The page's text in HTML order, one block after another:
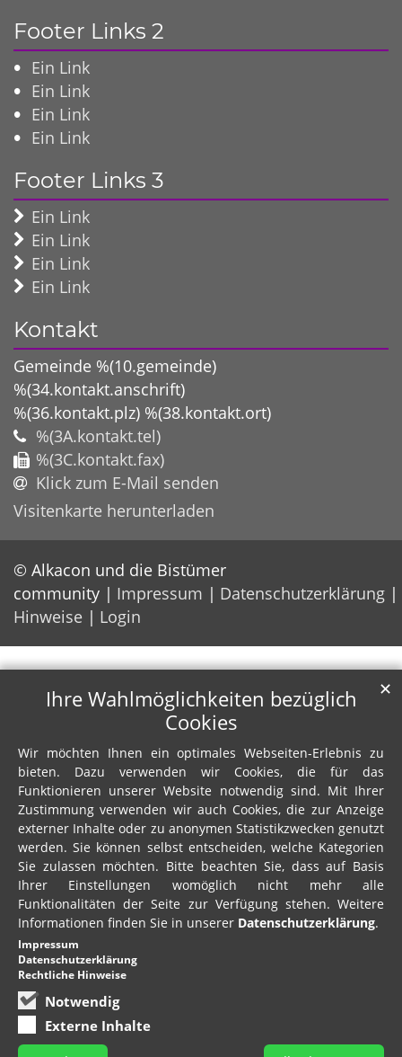
Footer Links 2
Ein Link
Ein Link
Ein Link
Ein Link
Footer Links 3
Ein Link
Ein Link
Ein Link
Ein Link
Kontakt
Gemeinde %(10.gemeinde)
%(34.kontakt.anschrift)
%(36.kontakt.plz) %(38.kontakt.ort)
%(3A.kontakt.tel)
%(3C.kontakt.fax)
Klick zum E-Mail senden
Visitenkarte herunterladen
© Alkacon und die Bistümer
community
Impressum
Datenschutzerklärung
Hinweise
Login
Ihre Wahlmöglichkeiten bezüglich
Cookies
Wir möchten Ihnen ein optimales Webseiten-Erlebnis zu
bieten. Dazu verwenden wir Cookies, die für das
Funktionieren unserer Website notwendig sind. Mit Ihrer
Zustimmung verwenden wir auch Cookies, die zur Anzeige
externer Inhalte oder zu anonymen Statistikzwecken genutzt
werden. Sie können selbst entscheiden, welche Kategorien
Sie zulassen möchten. Bitte beachten Sie, dass auf Basis
Ihrer Einstellungen womöglich nicht mehr alle
Funktionalitäten der Seite zur Verfügung stehen. Weitere
Informationen finden Sie in unserer Datenschutzerklärung.
Notwendig
Externe Inhalte
✕
Impressum
Datenschutzerklärung
Rechtliche Hinweise